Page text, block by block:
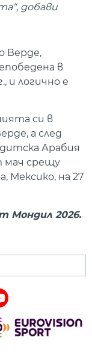
добави
Верде,
в
и логично е
си в
а след
Арабия
мач срещу
Мексико, на 27
Мондил 2026.